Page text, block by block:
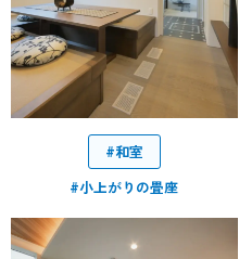
#和室
#小上がりの畳座